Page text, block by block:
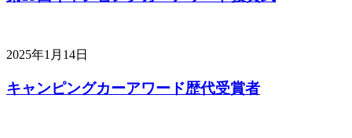
2025年1月14日
キャンピングカーアワード歴代受賞者